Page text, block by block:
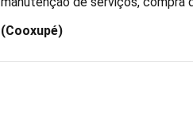
(Cooxupé)